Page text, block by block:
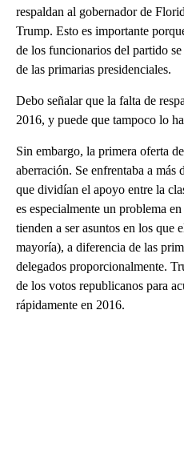
respaldan al gobernador de
Trump. Esto es importante
de los funcionarios del partido
de las primarias presidenciales.
Debo señalar que la falta de
2016, y puede que tampoco lo
Sin embargo, la primera oferta
aberración. Se enfrentaba a más
que dividían el apoyo entre la
es especialmente un problema
tienden a ser asuntos en los que
mayoría), a diferencia de las
delegados proporcionalmente.
de los votos republicanos para
rápidamente en 2016.